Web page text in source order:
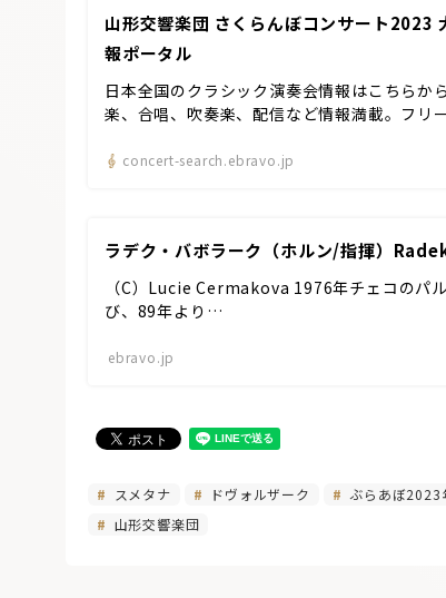
山形交響楽団 さくらんぼコンサート2023
報ポータル
日本全国のクラシック演奏会情報はこちら
楽、合唱、吹奏楽、配信など情報満載。フリ
concert-search.ebravo.jp
ラデク・バボラーク（ホルン/指揮）
（C）Lucie Cermakova 1976年チェコのパ
び、89年より…
ebravo.jp
スメタナ ドヴォルザーク ぶらあぼ2023
山形交響楽団